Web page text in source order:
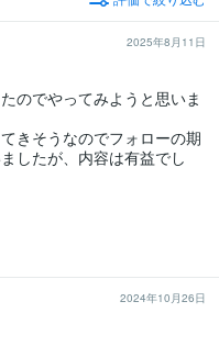
2025年8月11日
のでやってみようと思いま
きそうなのでフォローの期
したが、内容は有益でし
2024年10月26日